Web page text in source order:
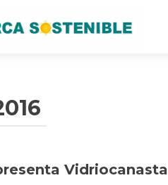
Vidriocanasta